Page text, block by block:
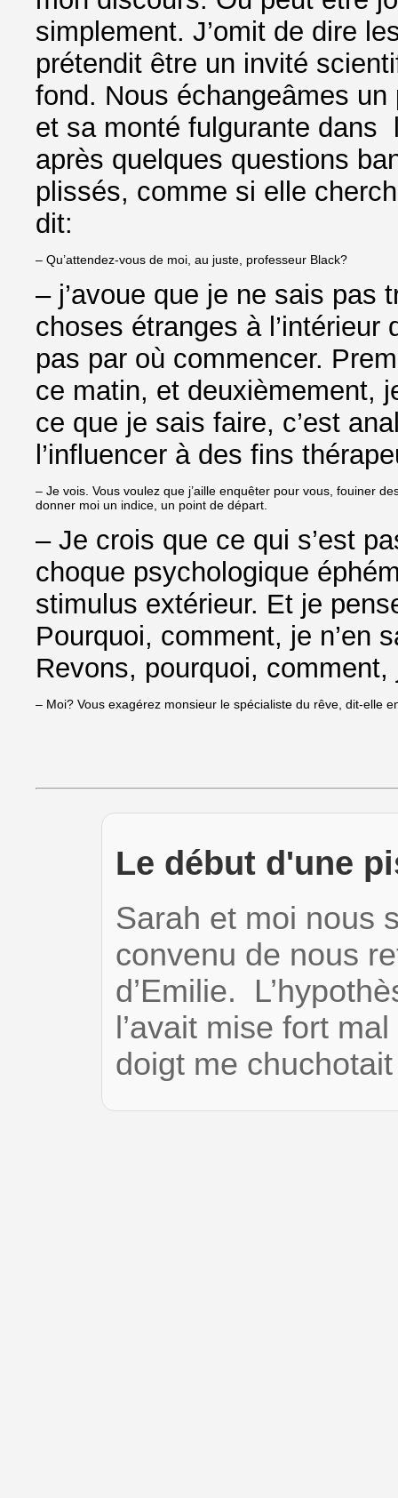
simplement. J’omit de dire
prétendit être un invité
fond. Nous échangeâmes
et sa monté fulgurante dans
après quelques questions
plissés, comme si elle
dit:
– Qu’attendez-vous de moi, au juste, professeur Black?
– j’avoue que je ne sais pas
choses étranges à
pas par où commencer.
ce matin, et deuxièmement,
ce que je sais faire, c’est
l’influencer à des fins
– Je vois. Vous voulez que j’aille enquêter pour vous, fouiner
donner moi un indice, un point de départ.
– Je crois que ce qui s’est
choque psychologique
stimulus extérieur. Et je
Pourquoi, comment, je n’en
Revons, pourquoi,
– Moi? Vous exagérez monsieur le spécialiste du rêve, dit-elle
Le début d'une
Sarah et moi nous
convenu de nous
d’Emilie.
l’avait mise fort
doigt me